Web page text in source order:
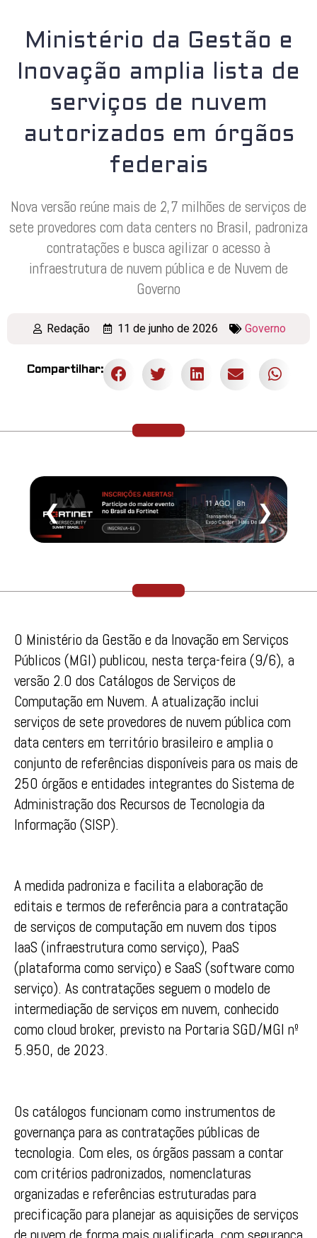
Ministério da Gestão e
Inovação amplia lista de
serviços de nuvem
autorizados em órgãos
federais
Nova versão reúne mais de 2,7 milhões de serviços de
sete provedores com data centers no Brasil, padroniza
contratações e busca agilizar o acesso à
infraestrutura de nuvem pública e de Nuvem de
Governo
Redação 11 de junho de 2026 Governo
Compartilhar:
❮ ❯
O Ministério da Gestão e da Inovação em Serviços
Públicos (MGI) publicou, nesta terça-feira (9/6), a
versão 2.0 dos Catálogos de Serviços de
Computação em Nuvem. A atualização inclui
serviços de sete provedores de nuvem pública com
data centers em território brasileiro e amplia o
conjunto de referências disponíveis para os mais de
250 órgãos e entidades integrantes do Sistema de
Administração dos Recursos de Tecnologia da
Informação (SISP).
A medida padroniza e facilita a elaboração de
editais e termos de referência para a contratação
de serviços de computação em nuvem dos tipos
IaaS (infraestrutura como serviço), PaaS
(plataforma como serviço) e SaaS (software como
serviço). As contratações seguem o modelo de
intermediação de serviços em nuvem, conhecido
como cloud broker, previsto na Portaria SGD/MGI nº
5.950, de 2023.
Os catálogos funcionam como instrumentos de
governança para as contratações públicas de
tecnologia. Com eles, os órgãos passam a contar
com critérios padronizados, nomenclaturas
organizadas e referências estruturadas para
precificação para planejar as aquisições de serviços